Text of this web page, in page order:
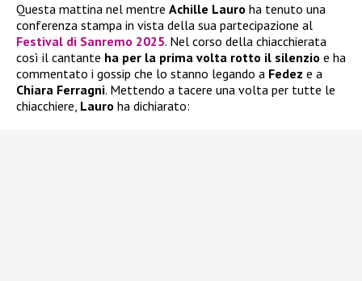
Questa mattina nel mentre Achille Lauro ha tenuto una
conferenza stampa in vista della sua partecipazione al
Festival di Sanremo 2025. Nel corso della chiacchierata
così il cantante ha per la prima volta rotto il silenzio e ha
commentato i gossip che lo stanno legando a Fedez e a
Chiara Ferragni. Mettendo a tacere una volta per tutte le
chiacchiere, Lauro ha dichiarato: